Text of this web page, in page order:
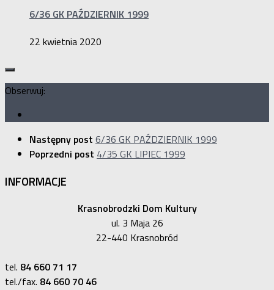
6/36 GK PAŹDZIERNIK 1999
22 kwietnia 2020
Obserwuj:
Następny post 6/36 GK PAŹDZIERNIK 1999
Poprzedni post 4/35 GK LIPIEC 1999
INFORMACJE
Krasnobrodzki Dom Kultury
ul. 3 Maja 26
22-440 Krasnobród
tel. 84 660 71 17
tel./fax. 84 660 70 46